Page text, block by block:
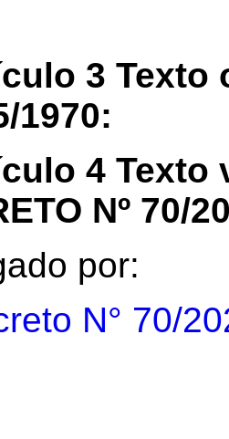
3 Texto
1970:
4 Texto
Nº 70/
por:
N° 70/